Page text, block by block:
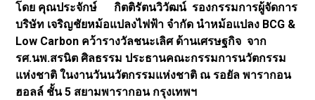
โดย คุณประจักษ์ กิตติรัตนวิวัฒน์ รองกรรมการผู้จัดการ
บริษัท เจริญชัยหม้อแปลงไฟฟ้า จำกัด นำหม้อแปลง BCG &
Low Carbon คว้ารางวัลชนะเลิศ ด้านเศรษฐกิจ จาก
รศ.นพ.สรนิต ศิลธรรม ประธานคณะกรรมการนวัตกรรม
แห่งชาติ ในงานวันนวัตกรรมแห่งชาติ ณ รอยัล พารากอน
ฮอลล์ ชั้น 5 สยามพารากอน กรุงเทพฯ